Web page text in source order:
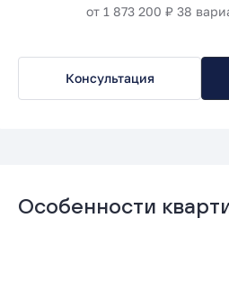
от 1 873 200 ₽ 38
Консультация
Особенности